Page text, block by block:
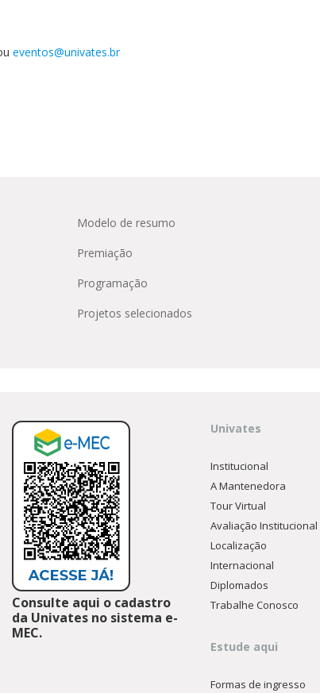
eventos@univates.br
Modelo de resumo
Premiação
Programação
Projetos selecionados
Consulte aqui o cadastro
da Univates no sistema e-
MEC.
Univates
Institucional
A Mantenedora
Tour Virtual
Avaliação Institucional
Localização
Internacional
Diplomados
Trabalhe Conosco
Estude aqui
Formas de ingresso